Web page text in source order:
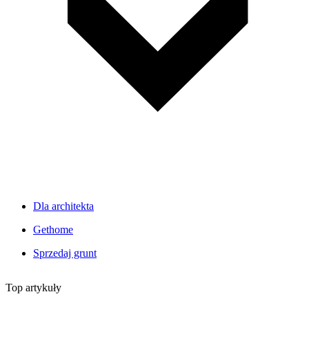
Dla architekta
Gethome
Sprzedaj grunt
Top artykuły